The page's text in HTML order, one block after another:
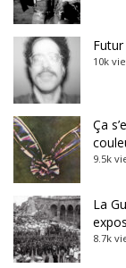
10k
Ça
9.5k
La
8.7k